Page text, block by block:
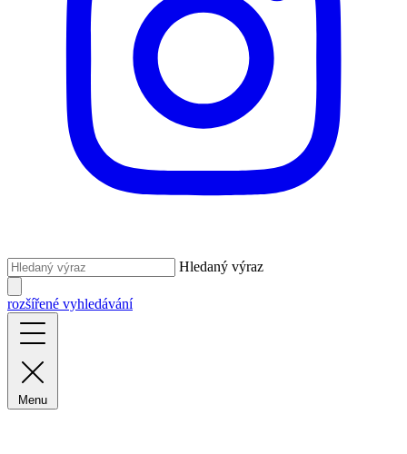
Hledaný výraz
rozšířené vyhledávání
Menu